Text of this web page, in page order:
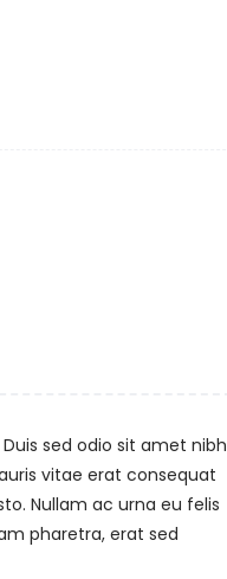
sed odio sit amet nibh
vitae erat consequat
Nullam ac urna eu felis
pharetra, erat sed